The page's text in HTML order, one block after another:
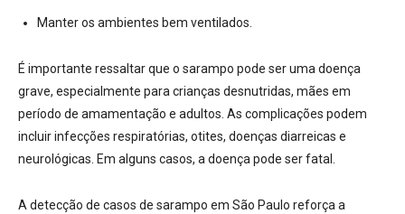
Manter os ambientes bem ventilados.
É importante ressaltar que o sarampo pode ser uma doença
grave, especialmente para crianças desnutridas, mães em
período de amamentação e adultos. As complicações podem
incluir infecções respiratórias, otites, doenças diarreicas e
neurológicas. Em alguns casos, a doença pode ser fatal.
A detecção de casos de sarampo em São Paulo reforça a